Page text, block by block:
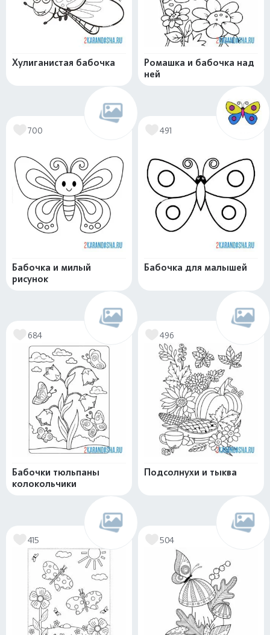
Хулиганистая бабочка
Ромашка и бабочка над
ней
700
Бабочка и милый
рисунок
491
Бабочка для малышей
684
Бабочки тюльпаны
колокольчики
496
Подсолнухи и тыква
415 504